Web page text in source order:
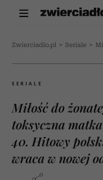
Zwierciadlo.pl > Seriale >
SERIALE
Miłość do
toksyczna
40. Hitowy
wraca w nowej